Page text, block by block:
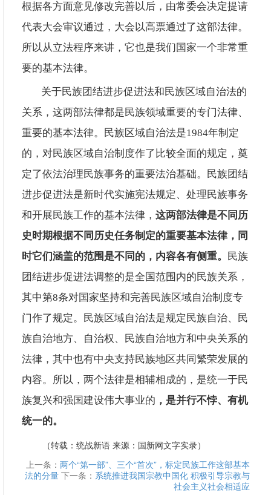
根据各方面意见修改完善以后，由常委会决定提请
代表大会审议通过，大会以高票通过了这部法律。
所以从立法程序来讲，它也是我们国家一个非常重
要的基本法律。
关于民族团结进步促进法和民族区域自治法的
关系，这两部法律都是民族领域重要的专门法律、
重要的基本法律。民族区域自治法是1984年制定
的，对民族区域自治制度作了比较全面的规定，奠
定了依法治理民族事务的重要法治基础。民族团结
进步促进法是新时代实施宪法规定、处理民族事务
和开展民族工作的基本法律， 这两部法律是不同历
史时期根据不同历史任务制定的重要基本法律，同
时它们涵盖的范围是不同的，内容各有侧重。
民族
团结进步促进法调整的是全国范围内的民族关系，
其中第8条对国家坚持和完善民族区域自治制度专
门作了规定。民族区域自治法是规定民族自治、民
族自治地方、自治权、民族自治地方和中央关系的
法律，其中也有中央支持民族地区共同繁荣发展的
内容。所以，两个法律是相辅相成的，是统一于民
族复兴和强国建设伟大事业的 ，是并行不悖、有机
统一的。
（转载：统战新语 来源：国新网文字实录）
上一条： 两个“第一部”、三个“首次”，标定民族工作这部基本
法的分量 下一条： 系统推进我国宗教中国化 积极引导宗教与
社会主义社会相适应